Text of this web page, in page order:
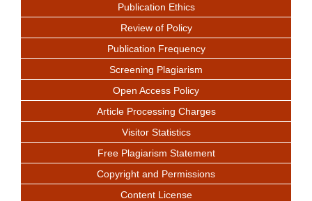
Publication Ethics
Review of Policy
Publication Frequency
Screening Plagiarism
Open Access Policy
Article Processing Charges
Visitor Statistics
Free Plagiarism Statement
Copyright and Permissions
Content License